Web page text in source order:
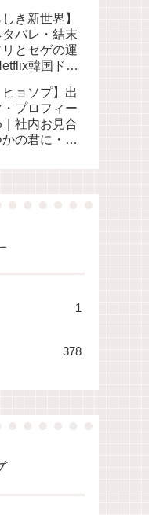
コメ U-NEXT
配信
しき新世界】
バレ・結末
とセゲの運
韓国ドラ
ヒョソプ】出
プロフィー
社内お見合
の君に・本
1
378